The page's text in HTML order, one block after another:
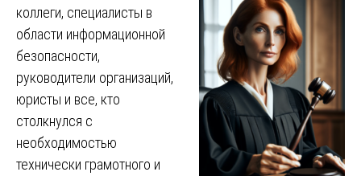
коллеги, специалисты в
области информационной
безопасности,
руководители организаций,
юристы и все, кто
столкнулся с
необходимостью
технически грамотного и